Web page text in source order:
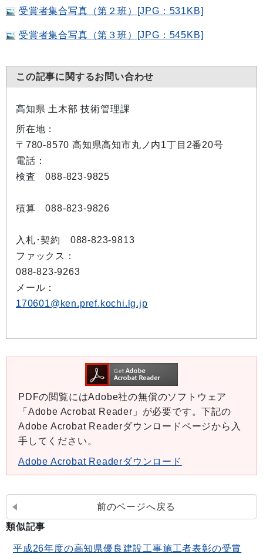
受賞者集合写真（第２班）[JPG：531KB]
受賞者集合写真（第３班）[JPG：545KB]
この記事に関するお問い合わせ
高知県 土木部 技術管理課
所在地：
〒780-8570 高知県高知市丸ノ内1丁目2番20号
電話：
検査 088-823-9825
積算 088-823-9826
入札･契約 088-823-9813
ファックス：
088-823-9263
メール：
170601@ken.pref.kochi.lg.jp
PDFの閲覧にはAdobe社の無償のソフトウェア
「Adobe Acrobat Reader」が必要です。下記の
Adobe Acrobat Readerダウンロードページから入
手してください。
Adobe Acrobat Readerダウンロード
前のページへ戻る
類似記事
平成26年度の高知県優良建設工事施工者表彰の受賞